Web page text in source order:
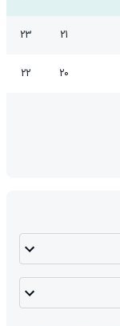
21
23
20
22